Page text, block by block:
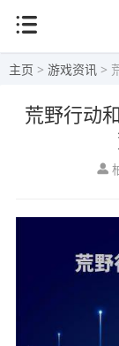
主页 > 游戏资讯 >
荒野行动